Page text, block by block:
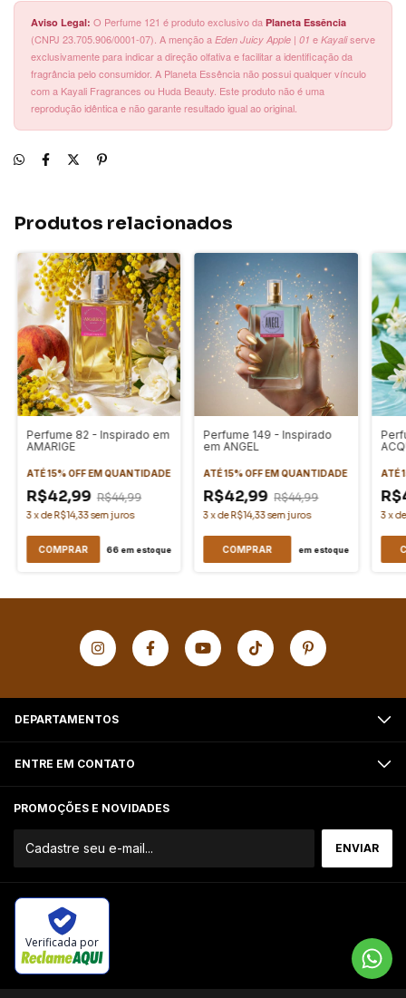
Aviso Legal: O Perfume 121 é produto exclusivo da Planeta Essência
(CNPJ 23.705.906/0001-07). A menção a Eden Juicy Apple | 01 e Kayaliserve
exclusivamente para indicar a direção olfativa e facilitar a identificação da
fragrância pelo consumidor. A Planeta Essência não possui qualquer vínculo
com a Kayali Fragrances ou Huda Beauty. Este produto não é uma
reprodução idêntica e não garante resultado igual ao original.
Produtos relacionados
Perfume 82 - Inspirado em
AMARIGE
ATÉ 15% OFF EM QUANTIDADE
R$42,99 R$44,99
3xde R$14,33sem juros
COMPRAR 66em estoque
Perfume 149 - Inspirado
em ANGEL
ATÉ 15% OFF EM QUANTIDADE
R$42,99 R$44,99
3xde R$14,33sem juros
COMPRAR em estoque
ATÉ
3x
DEPARTAMENTOS
ENTRE EM CONTATO
PROMOÇÕES E NOVIDADES
Verificada por